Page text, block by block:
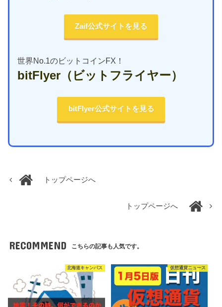
Zaif公式サイトを見る
世界No.1のビットコインFX！
bitFlyer （ビットフライヤー）
bitFlyer公式サイトを見る
トップページへ
トップページへ
RECOMMEND こちらの記事も人気です。
北海道キャンパス 仮想通貨ニュース